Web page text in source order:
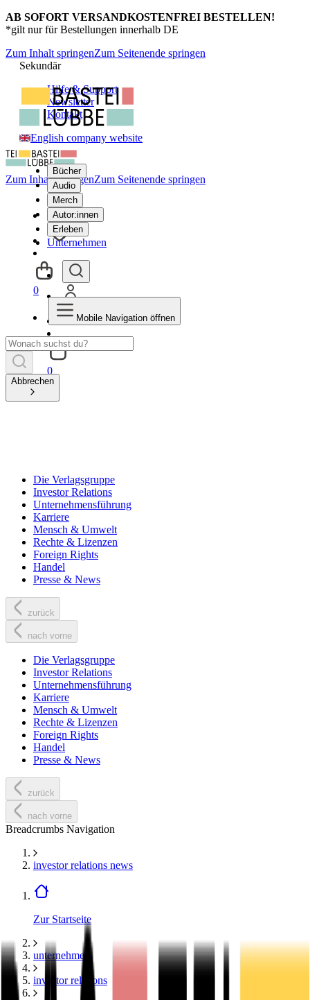
AB SOFORT VERSANDKOSTENFREI BESTELLEN!
*gilt nur für Bestellungen innerhalb DE
Zum Inhalt springenZum Seitenende springen
Sekundär
Hilfe & Support
Newsletter
Kontakt
English company website
Bücher
Audio
Merch
Autor:innen
Erleben
Unternehmen
0
Zum Inhalt springenZum Seitenende springen
0
Mobile Navigation öffnen
Abbrechen
Die Verlagsgruppe
Investor Relations
Unternehmensführung
Karriere
Mensch & Umwelt
Rechte & Lizenzen
Foreign Rights
Handel
Presse & News
zurück
nach vorne
Die Verlagsgruppe
Investor Relations
Unternehmensführung
Karriere
Mensch & Umwelt
Rechte & Lizenzen
Foreign Rights
Handel
Presse & News
zurück
nach vorne
Breadcrumbs Navigation
investor relations news
Zur Startseite
unternehmen
investor relations